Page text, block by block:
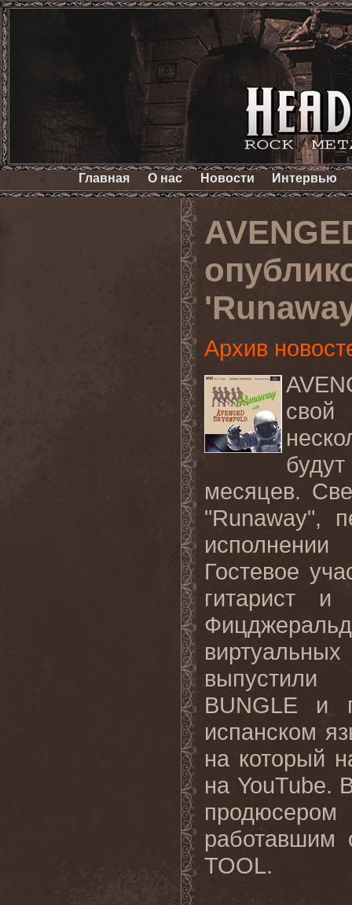
Главная О нас Новости Интервью
Архив
месяцев.
"Runaway",
Гостевое
гитарист
выпустили
BUNGLE и
испанском
на который
на YouTube.
TOOL.